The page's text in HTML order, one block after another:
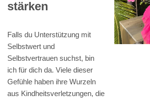
stärken
Falls du Unterstützung mit
Selbstwert und
Selbstvertrauen suchst, bin
ich für dich da. Viele dieser
Gefühle haben ihre Wurzeln
aus Kindheitsverletzungen, die